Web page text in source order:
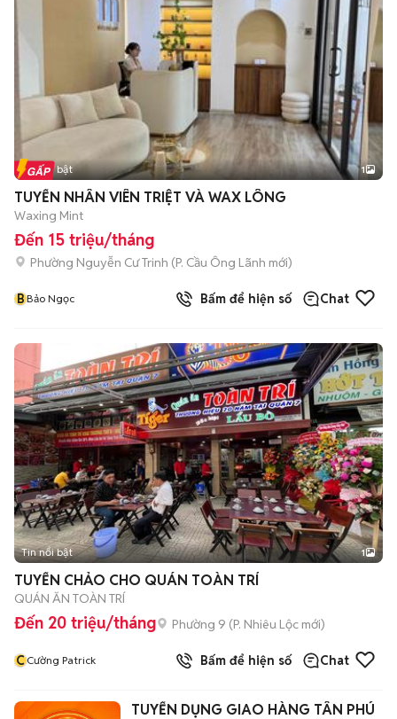
Tin nổi bật 1
TUYỂN NHÂN VIÊN TRIỆT VÀ WAX LÔNG
Waxing Mint
Đến 15 triệu/tháng
Phường Nguyễn Cư Trinh (P. Cầu Ông Lãnh mới)
BBảo Ngọc Bấm để hiện số Chat
Tin nổi bật 1
TUYỂN CHẢO CHO QUÁN TOÀN TRÍ
QUÁN ĂN TOÀN TRÍ
Đến 20 triệu/tháng Phường 9 (P. Nhiêu Lộc mới)
CCường Patrick Bấm để hiện số Chat
TUYỂN DỤNG GIAO HÀNG TÂN PHÚ